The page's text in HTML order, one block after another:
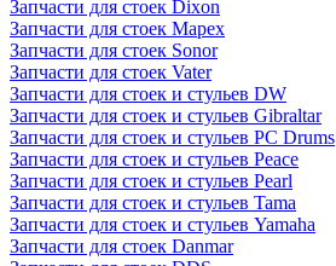
Запчасти для стоек Dixon
Запчасти для стоек Mapex
Запчасти для стоек Sonor
Запчасти для стоек Vater
Запчасти для стоек и стульев DW
Запчасти для стоек и стульев Gibraltar
Запчасти для стоек и стульев PC Drums
Запчасти для стоек и стульев Peace
Запчасти для стоек и стульев Pearl
Запчасти для стоек и стульев Tama
Запчасти для стоек и стульев Yamaha
Запчасти для стоек Danmar